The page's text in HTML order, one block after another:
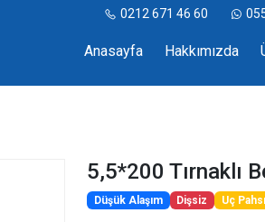
0212 671 46 60
Anasayfa Hakkımızda
5,5*200 Tırnaklı
Düşük Alaşım Dişsiz Uç